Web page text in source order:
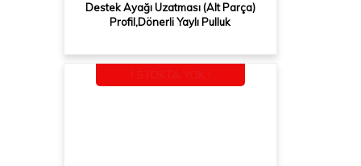
Destek Ayağı Uzatması (Alt Parça)
Profil,Dönerli Yaylı Pulluk